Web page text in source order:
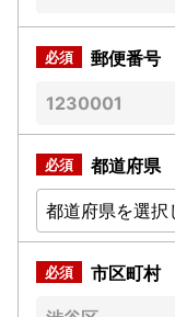
郵便番号
都道府県
市区町村